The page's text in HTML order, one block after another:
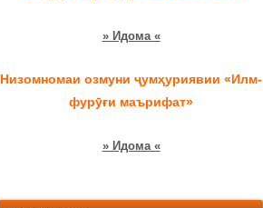
» Идома «
Низомномаи озмуни ҷумҳуриявии «Илм-
фурӯғи маърифат»
» Идома «